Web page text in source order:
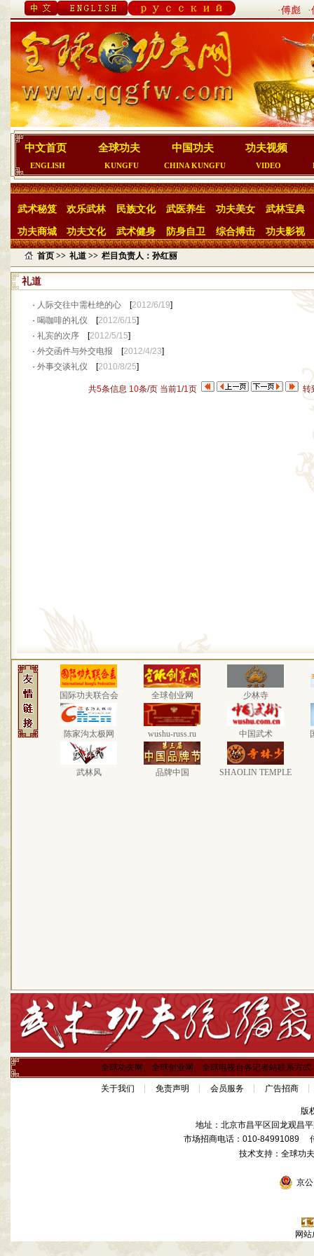
·傅彪
中文首页
ENGLISH
全球功夫
KUNGFU
中国功夫
CHINA KUNGFU
功夫视频
VIDEO
武术秘笈 欢乐武林 民族文化 武医养生 功夫美女 武林宝典
功夫商城 功夫文化 武术健身 防身自卫 综合搏击 功夫影视
首页 >> 礼道 >> 栏目负责人：孙红丽
礼道
· 人际交往中需杜绝的心 [2012/6/19]
· 喝咖啡的礼仪 [2012/6/15]
· 礼宾的次序 [2012/5/15]
· 外交函件与外交电报 [2012/4/23]
· 外事交谈礼仪 [2010/8/25]
共5条信息 10条/页 当前1/1页 转
国际功夫联合会 全球创业网 少林寺
陈家沟太极网 wushu-russ.ru 中国武术
武林风 品牌中国 SHAOLIN TEMPLE
全球功夫网、全球创业网、全球电视台各记者站联系方式
关于我们 免责声明 会员服务 广告招商
版
地址：北京市昌平区回龙观昌
市场招商电话：010-84991089
技术支持：全球
京公
网